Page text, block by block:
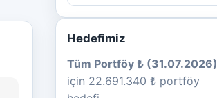
Hedefimiz
Tüm Portföy ₺ (31.07.2026)
için 22.691.340 ₺ portföy